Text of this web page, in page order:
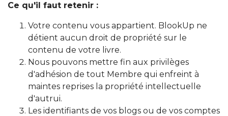
Ce qu'il faut retenir :
Votre contenu vous appartient. BlookUp ne
détient aucun droit de propriété sur le
contenu de votre livre.
Nous pouvons mettre fin aux privilèges
d'adhésion de tout Membre qui enfreint à
maintes reprises la propriété intellectuelle
d'autrui.
Les identifiants de vos blogs ou de vos comptes